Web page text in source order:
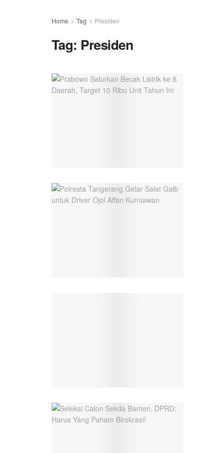
Home Tag Presiden
Tag: Presiden